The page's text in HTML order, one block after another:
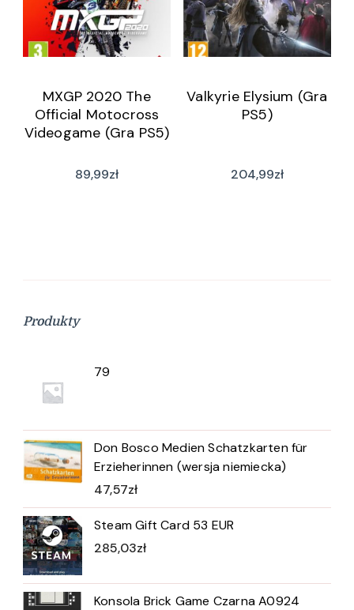
MXGP 2020 The
Official Motocross
Videogame (Gra PS5)
89,99zł
Valkyrie Elysium (Gra
PS5)
204,99zł
Produkty
79
Don Bosco Medien Schatzkarten für
Erzieherinnen (wersja niemiecka)
47,57zł
Steam Gift Card 53 EUR
285,03zł
Konsola Brick Game Czarna A0924